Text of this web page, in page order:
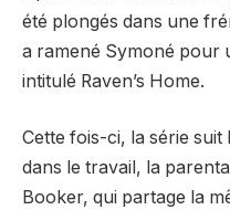
été plongés dans une
a ramené Symoné pour
intitulé Raven’s Home.
Cette fois-ci, la série suit
dans le travail, la
Booker, qui partage la